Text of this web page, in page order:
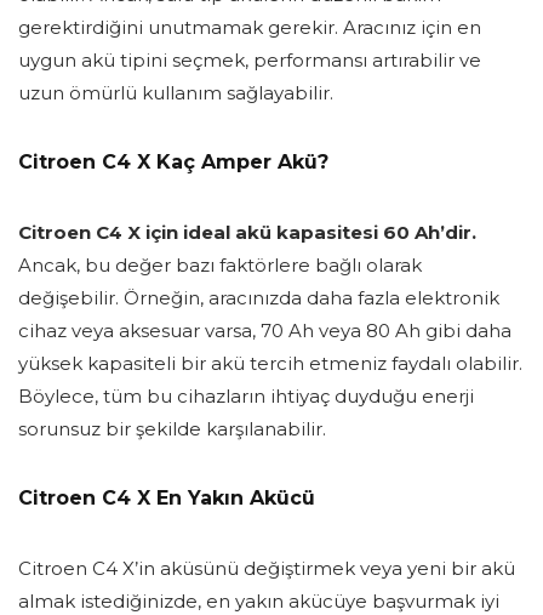
gerektirdiğini unutmamak gerekir. Aracınız için en
uygun akü tipini seçmek, performansı artırabilir ve
uzun ömürlü kullanım sağlayabilir.
Citroen C4 X Kaç Amper Akü?
Citroen C4 X için ideal akü kapasitesi 60 Ah’dir.
Ancak, bu değer bazı faktörlere bağlı olarak
değişebilir. Örneğin, aracınızda daha fazla elektronik
cihaz veya aksesuar varsa, 70 Ah veya 80 Ah gibi daha
yüksek kapasiteli bir akü tercih etmeniz faydalı olabilir.
Böylece, tüm bu cihazların ihtiyaç duyduğu enerji
sorunsuz bir şekilde karşılanabilir.
Citroen C4 X En Yakın Akücü
Citroen C4 X’in aküsünü değiştirmek veya yeni bir akü
almak istediğinizde, en yakın akücüye başvurmak iyi